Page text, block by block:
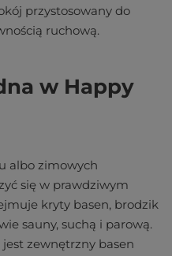
przystosowany do
ruchową.
w Happy
albo zimowych
się w prawdziwym
kryty basen, brodzik
sauny, suchą i parową.
zewnętrzny basen